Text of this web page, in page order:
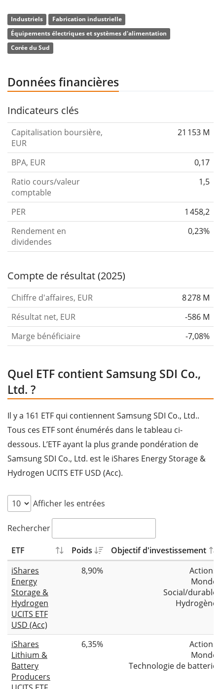
matériaux d'affichage. L'entreprise a été fondée le 20
janvier 1970 et son siège social se trouve à Yongin-si,
en Corée du Sud.
Industriels
Fabrication industrielle
Équipements électriques et systèmes d'alimentation
Corée du Sud
Données financières
Indicateurs clés
Capitalisation boursière,
EUR
21 153 M
BPA, EUR
0,17
Ratio cours/valeur
comptable
1,5
PER
1 458,2
Rendement en
dividendes
0,23%
Compte de résultat (2025)
Chiffre d'affaires, EUR
8 278 M
Résultat net, EUR
-586 M
Marge bénéficiaire
-7,08%
Quel ETF contient Samsung SDI Co.,
Ltd. ?
Il y a 161 ETF qui contiennent Samsung SDI Co., Ltd..
Tous ces ETF sont énumérés dans le tableau ci-
dessous. L’ETF ayant la plus grande pondération de
Samsung SDI Co., Ltd. est le iShares Energy Storage &
Hydrogen UCITS ETF USD (Acc).
Afficher les entrées
Rechercher
ETF Poids
Objectif d'investissement
iShares
Energy
Storage &
Hydrogen
UCITS ETF
USD (Acc)
8,90%
Actions
Monde
Social/durable
Hydrogène
iShares
Lithium &
Battery
Producers
6,35%
Actions
Monde
Technologie de batterie